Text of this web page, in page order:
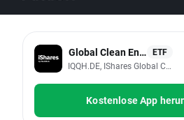
Global Clean EnergyETF
IQQH.DE, IShares Global Clean
Kostenlose App